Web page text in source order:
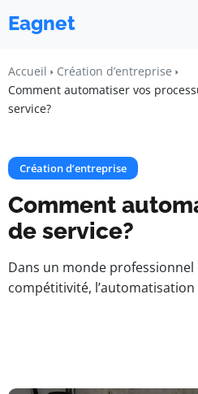
Eagnet
Accueil
Création d’entreprise
Comment automatiser vos
service?
Création d’entreprise
Comment
de service?
Dans un monde
compétitivité,